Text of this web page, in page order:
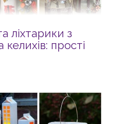
ліхтарики з
прості